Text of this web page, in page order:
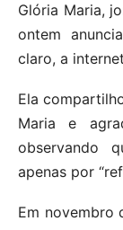
Glória Maria,
ontem
claro, a
Ela
Maria e
observando
apenas por
Em novembro